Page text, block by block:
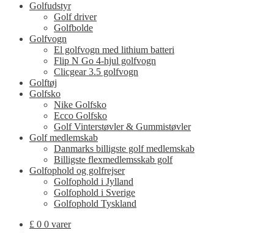
Golfudstyr
Golf driver
Golfbolde
Golfvogn
El golfvogn med lithium batteri
Flip N Go 4-hjul golfvogn
Clicgear 3.5 golfvogn
Golftøj
Golfsko
Nike Golfsko
Ecco Golfsko
Golf Vinterstøvler & Gummistøvler
Golf medlemskab
Danmarks billigste golf medlemskab
Billigste flexmedlemsskab golf
Golfophold og golfrejser
Golfophold i Jylland
Golfophold i Sverige
Golfophold Tyskland
£ 0 0 varer